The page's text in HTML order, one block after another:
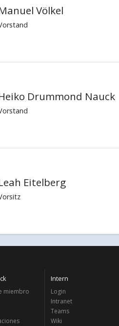
Völkel
Drummond Nauck
Eitelberg
miembro
Intern
Login
Intranet
Teams
Wiki